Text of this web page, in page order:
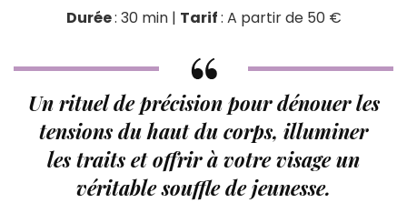
Durée: 30 min | Tarif: A partir de 50 €
Un rituel de précision pour dénouer les
tensions du haut du corps, illuminer
les traits et offrir à votre visage un
véritable souffle de jeunesse.